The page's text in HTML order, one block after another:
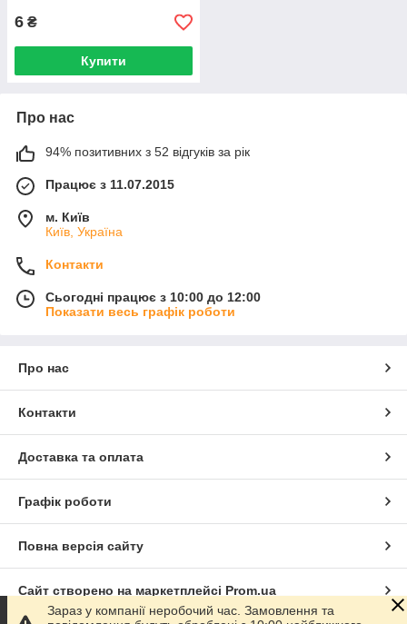
6 ₴
Купити
Про нас
94% позитивних з 52 відгуків за рік
Працює з 11.07.2015
м. Київ
Київ, Україна
Контакти
Сьогодні працює з 10:00 до 12:00
Показати весь графік роботи
Про нас
Контакти
Доставка та оплата
Графік роботи
Повна версія сайту
Сайт створено на маркетплейсі Prom.ua
Зараз у компанії неробочий час. Замовлення та